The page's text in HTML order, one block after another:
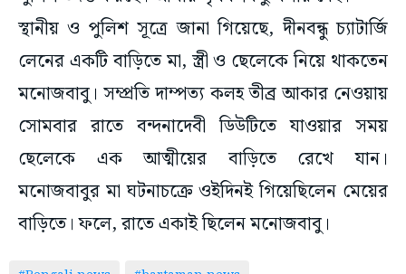
স্থানীয় ও পুলিশ সূত্রে জানা গিয়েছে, দীনবন্ধু চ্যাটার্জি
লেনের একটি বাড়িতে মা, স্ত্রী ও ছেলেকে নিয়ে থাকতেন
মনোজবাবু। সম্প্রতি দাম্পত্য কলহ তীব্র আকার নেওয়ায়
সোমবার রাতে বন্দনাদেবী ডিউটিতে যাওয়ার সময়
ছেলেকে এক আত্মীয়ের বাড়িতে রেখে যান।
মনোজবাবুর মা ঘটনাচক্রে ওইদিনই গিয়েছিলেন মেয়ের
বাড়িতে। ফলে, রাতে একাই ছিলেন মনোজবাবু।